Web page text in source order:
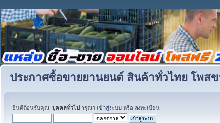
ประกาศซื้อขายยานยนต์ สินค้าทั่วไทย โพส
ยินดีต้อนรับคุณ, บุคคลทั่วไป กรุณา เข้าสู่ระบบ หรือ ลงทะเบียน